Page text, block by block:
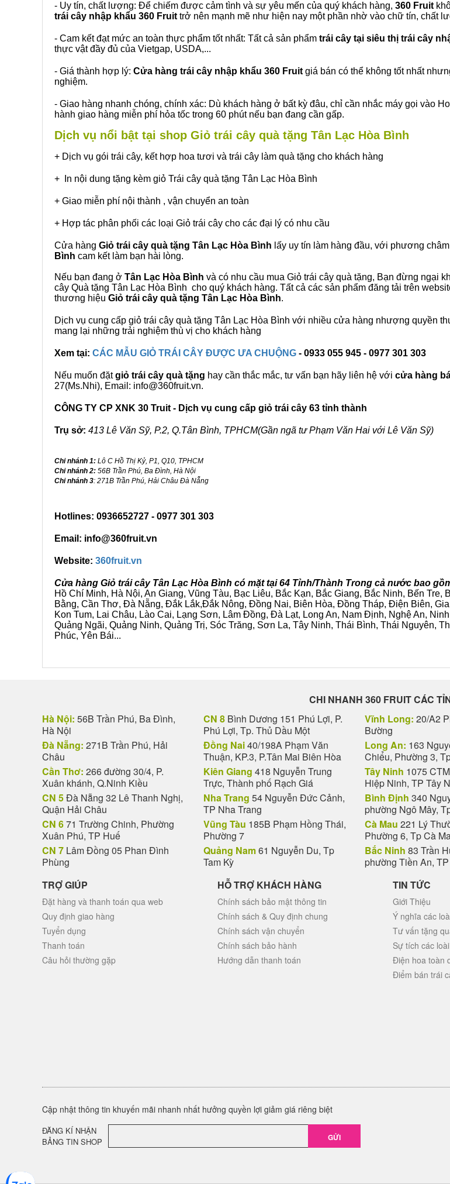
- Uy tín, chất lượng: Để chiếm được cảm tình và sự yêu mến của quý khách hàng, 360 Fruit
trái cây nhập khẩu 360 Fruit trở nên mạnh mẽ như hiện nay một phần nhờ vào chữ tín, chất
- Cam kết đạt mức an toàn thực phẩm tốt nhất: Tất cả sản phẩm trái cây tại siêu thị trái cây
thực vật đầy đủ của Vietgap, USDA,...
- Giá thành hợp lý: Cửa hàng trái cây nhập khẩu 360 Fruit giá bán có thể không tốt nhất
nghiệm.
- Giao hàng nhanh chóng, chính xác: Dù khách hàng ở bất kỳ đâu, chỉ cần nhắc máy gọi vào
hành giao hàng miễn phí hỏa tốc trong 60 phút nếu bạn đang cần gấp.
Dịch vụ nổi bật tại shop Giỏ trái cây quà tặng Tân Lạc Hòa Bình
+ Dịch vụ gói trái cây, kết hợp hoa tươi và trái cây làm quà tặng cho khách hàng
+ In nội dung tặng kèm giỏ Trái cây quà tặng Tân Lạc Hòa Bình
+ Giao miễn phí nội thành , vận chuyển an toàn
+ Hợp tác phân phối các loại Giỏ trái cây cho các đại lý có nhu cầu
Cửa hàng Giỏ trái cây quà tặng Tân Lạc Hòa Bình lấy uy tín làm hàng đầu, với phương
Bình cam kết làm bạn hài lòng.
Nếu bạn đang ở Tân Lạc Hòa Bình và có nhu cầu mua Giỏ trái cây quà tặng, Bạn đừng ngại
cây Quà tặng Tân Lạc Hòa Bình cho quý khách hàng. Tất cả các sản phẩm đăng tải trên
thương hiệu Giỏ trái cây quà tặng Tân Lạc Hòa Bình.
Dịch vụ cung cấp giỏ trái cây quà tặng Tân Lạc Hòa Bình với nhiều cửa hàng nhượng quyền
mang lại những trải nghiệm thù vị cho khách hàng
Xem tại: CÁC MẪU GIỎ TRÁI CÂY ĐƯỢC ƯA CHUỘNG - 0933 055 945 - 0977 301 303
Nếu muốn đặtgiỏ trái cây quà tặng hay cần thắc mắc, tư vấn bạn hãy liên hệ với cửa hàng
27(Ms.Nhi), Email: info@360fruit.vn.
CÔNG TY CP XNK 30 Truit - Dịch vụ cung cấp giỏ trái cây 63 tỉnh thành
Trụ sở: 413 Lê Văn Sỹ, P.2, Q.Tân Bình, TPHCM(Gần ngã tư Phạm Văn Hai với Lê Văn Sỹ)
Chi nhánh 1: Lô C Hồ Thị Kỷ, P1, Q10, TPHCM
Chi nhánh 2: 56B Trần Phú, Ba Đình, Hà Nội
Chi nhánh 3: 271B Trần Phú, Hải Châu Đà Nẵng
Hotlines: 0936652727 - 0977 301 303
Email: info@360fruit.vn
Website: 360fruit.vn
Cửa hàng Giỏ trái cây Tân Lạc Hòa Bình có mặt tại 64 Tỉnh/Thành Trong cả nước bao
Hồ Chí Minh, Hà Nội, An Giang, Vũng Tàu, Bạc Liêu, Bắc Kạn, Bắc Giang, Bắc Ninh, Bến
Bằng, Cần Thơ, Đà Nẵng, Đắk Lắk,Đắk Nông, Đồng Nai, Biên Hòa, Đồng Tháp, Điện Biên,
Kon Tum, Lai Châu, Lào Cai, Lạng Sơn, Lâm Đồng, Đà Lạt, Long An, Nam Định, Nghệ An,
Quảng Ngãi, Quảng Ninh, Quảng Trị, Sóc Trăng, Sơn La, Tây Ninh, Thái Bình, Thái Nguyên,
Phúc, Yên Bái...
CHI NHANH 360 FRUIT CÁC
Hà Nội: 56B Trần Phú, Ba Đình,
Hà Nội
Đà Nẵng: 271B Trần Phú, Hải
Châu
Cần Thơ: 266 đường 30/4, P.
Xuân khánh, Q.Ninh Kiều
CN 5Đà Nẵng 32 Lê Thanh Nghị,
Quận Hải Châu
CN 671 Trường Chinh, Phường
Xuân Phú, TP Huế
CN 7 Lâm Đồng 05 Phan Đình
Phùng
CN 8 Bình Dương 151 Phú Lợi, P.
Phú Lợi, Tp. Thủ Dầu Một
Đồng Nai40/198A Phạm Văn
Thuận, KP.3, P.Tân Mai Biên Hòa
Kiên Giang 418 Nguyễn Trung
Trực, Thành phố Rạch Giá
Nha Trang 54 Nguyễn Đức Cảnh,
TP Nha Trang
Vũng Tàu 185B Phạm Hồng Thái,
Phường 7
Quảng Nam61 Nguyễn Du, Tp
Tam Kỳ
Vĩnh Long: 20/A2
Bường
Long An: 163
Chiểu, Phường 3,
Tây Ninh 1075
Hiệp Ninh, TP Tây
Bình Định 340
phường Ngô Mây,
Cà Mau 221 Lý
Phường 6, Tp Cà
Bắc Ninh 83 Trần
phường Tiền An,
TRỢ GIÚP
Đặt hàng và thanh toán qua web
Quy định giao hàng
Tuyển dụng
Thanh toán
Câu hỏi thường gặp
HỖ TRỢ KHÁCH HÀNG
Chính sách bảo mật thông tin
Chính sách & Quy định chung
Chính sách vận chuyển
Chính sách bảo hành
Hướng dẫn thanh toán
TIN TỨC
Giới Thiệu
Ý nghĩa các
Tư vấn tặng
Sự tích các
Điện hoa toàn
Điểm bán trái
Cập nhật thông tin khuyến mãi nhanh nhất hưởng quyền lợi giảm giá riêng biệt
ĐĂNG KÍ NHẬN
BẢNG TIN SHOP
GỬI